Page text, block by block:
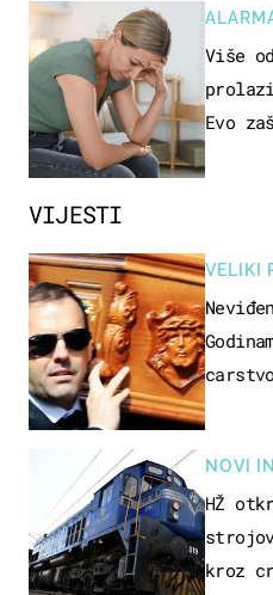
VIJESTI
VELIKI
NOVI
HŽ
kroz
STUDIJE
Više
Evo